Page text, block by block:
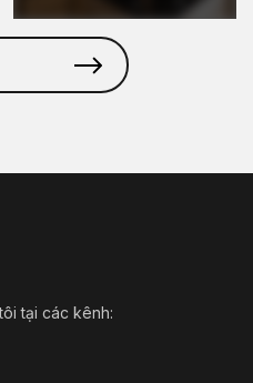
tại các kênh: